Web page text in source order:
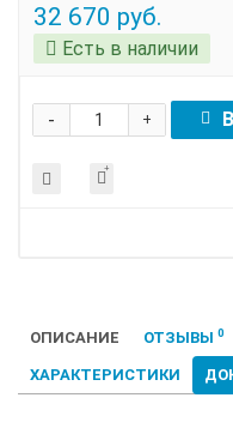
32 670 руб.
Есть в наличии
+
-
ОПИСАНИЕ ОТЗЫВЫ 0
ХАРАКТЕРИСТИКИ